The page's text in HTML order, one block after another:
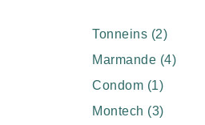
Tonneins (2)
Marmande (4)
Condom (1)
Montech (3)